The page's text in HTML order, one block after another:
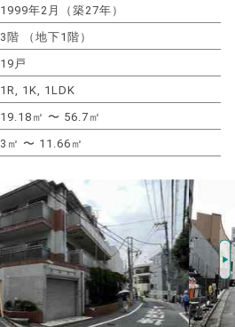
1999年2月（築27年）
3階 （地下1階）
19戸
1R, 1K, 1LDK
19.18㎡ 〜 56.7㎡
3㎡ 〜 11.66㎡